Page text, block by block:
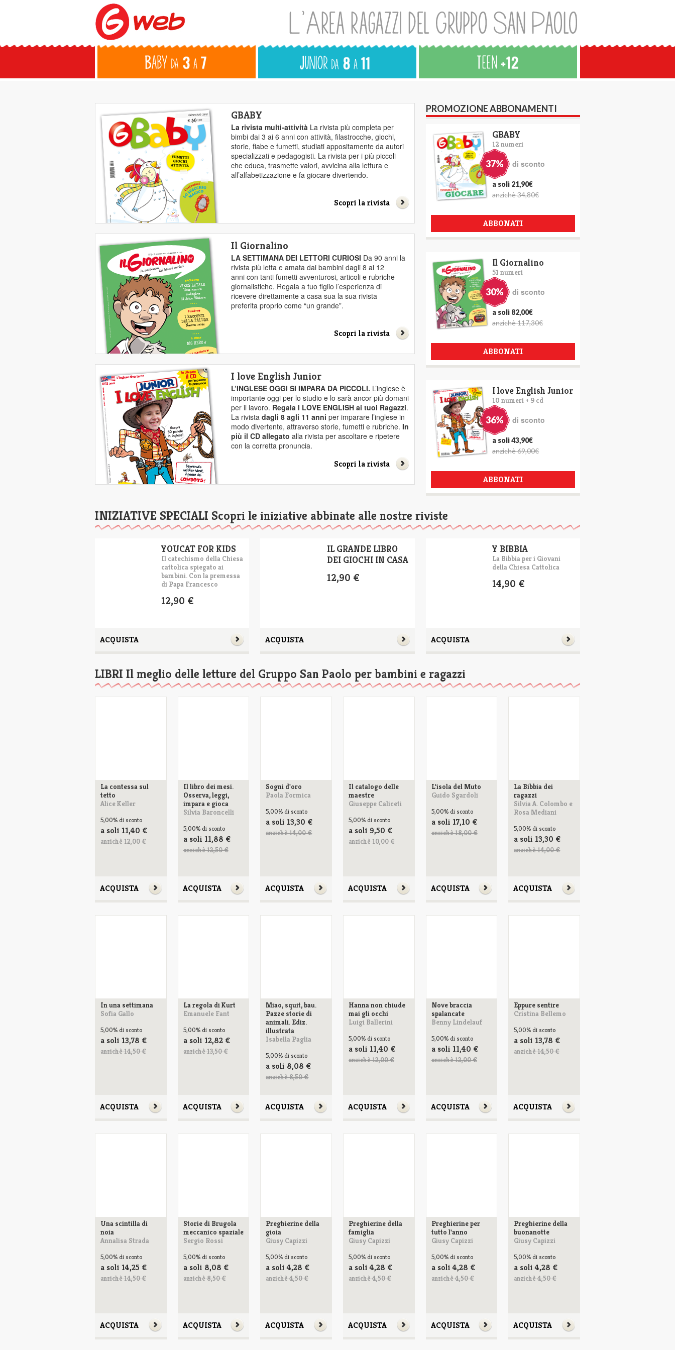
GBABY
La rivista multi-attività La rivista più completa per
bimbi dai 3 ai 6 anni con attività, filastrocche, giochi,
storie, fiabe e fumetti, studiati appositamente da autori
specializzati e pedagogisti. La rivista per i più piccoli
che educa, trasmette valori, avvicina alla lettura e
all’alfabetizzazione e fa giocare divertendo.
Scopri la rivista
Il Giornalino
LA SETTIMANA DEI LETTORI CURIOSI Da 90 anni la
rivista più letta e amata dai bambini dagli 8 ai 12
anni con tanti fumetti avventurosi, articoli e rubriche
giornalistiche. Regala a tuo figlio l’esperienza di
ricevere direttamente a casa sua la sua rivista
preferita proprio come “un grande”.
Scopri la rivista
I love English Junior
L’INGLESE OGGI SI IMPARA DA PICCOLI. L’inglese è
importante oggi per lo studio e lo sarà ancor più domani
per il lavoro. Regala I LOVE ENGLISH ai tuoi Ragazzi.
La rivistadagli 8 agli 11 anni per imparare l’inglese in
modo divertente, attraverso storie, fumetti e rubriche.In
più il CD allegato alla rivista per ascoltare e ripetere
con la corretta pronuncia.
Scopri la rivista
PROMOZIONE ABBONAMENTI
GBABY
12 numeri
37% di sconto
a soli 21,90€
anzichè 34,80€
ABBONATI
Il Giornalino
51 numeri
30% di sconto
a soli 82,00€
anzichè 117,30€
ABBONATI
I love English Junior
10 numeri + 9 cd
36% di sconto
a soli 43,90€
anzichè 69,00€
ABBONATI
INIZIATIVE SPECIALI Scopri le iniziative abbinate alle nostre riviste
YOUCAT FOR KIDS
Il catechismo della Chiesa
cattolica spiegato ai
bambini. Con la premessa
di Papa Francesco
12,90 €
ACQUISTA
IL GRANDE LIBRO
DEI GIOCHI IN CASA
12,90 €
ACQUISTA
Y BIBBIA
La Bibbia per i Giovani
della Chiesa Cattolica
14,90 €
ACQUISTA
LIBRI Il meglio delle letture del Gruppo San Paolo per bambini e ragazzi
La contessa sul
tetto
Alice Keller
5,00% di sconto
a soli 11,40 €
anzichè 12,00 €
ACQUISTA
Il libro dei mesi.
Osserva, leggi,
impara e gioca
Silvia Baroncelli
5,00% di sconto
a soli 11,88 €
anzichè 12,50 €
ACQUISTA
Sogni d'oro
Paola Formica
5,00% di sconto
a soli 13,30 €
anzichè 14,00 €
ACQUISTA
Il catalogo delle
maestre
Giuseppe Caliceti
5,00% di sconto
a soli 9,50 €
anzichè 10,00 €
ACQUISTA
L'isola del Muto
Guido Sgardoli
5,00% di sconto
a soli 17,10 €
anzichè 18,00 €
ACQUISTA
La Bibbia dei
ragazzi
Silvia A. Colombo e
Rosa Mediani
5,00% di sconto
a soli 13,30 €
anzichè 14,00 €
ACQUISTA
In una settimana
Sofia Gallo
5,00% di sconto
a soli 13,78 €
anzichè 14,50 €
ACQUISTA
La regola di Kurt
Emanuele Fant
5,00% di sconto
a soli 12,82€
anzichè 13,50 €
ACQUISTA
Miao, squit, bau.
Pazze storie di
animali. Ediz.
illustrata
Isabella Paglia
5,00% di sconto
a soli 8,08 €
anzichè 8,50 €
ACQUISTA
Hanna non chiude
mai gli occhi
Luigi Ballerini
5,00% di sconto
a soli 11,40 €
anzichè 12,00 €
ACQUISTA
Nove braccia
spalancate
Benny Lindelauf
5,00% di sconto
a soli 11,40 €
anzichè 12,00 €
ACQUISTA
Eppure sentire
Cristina Bellemo
5,00% di sconto
a soli 13,78 €
anzichè 14,50 €
ACQUISTA
Una scintilla di
noia
Annalisa Strada
5,00% di sconto
a soli 14,25 €
anzichè 14,50 €
ACQUISTA
Storie di Brugola
meccanico spaziale
Sergio Rossi
5,00% di sconto
a soli 8,08 €
anzichè 8,50 €
ACQUISTA
Preghierine della
gioia
Giusy Capizzi
5,00% di sconto
a soli4,28 €
anzichè 4,50 €
ACQUISTA
Preghierine della
famiglia
Giusy Capizzi
5,00% di sconto
a soli4,28 €
anzichè 4,50 €
ACQUISTA
Preghierine per
tutto l'anno
Giusy Capizzi
5,00% di sconto
a soli4,28 €
anzichè 4,50 €
ACQUISTA
Preghierine della
buonanotte
Giusy Capizzi
5,00% di sconto
a soli4,28 €
anzichè 4,50 €
ACQUISTA